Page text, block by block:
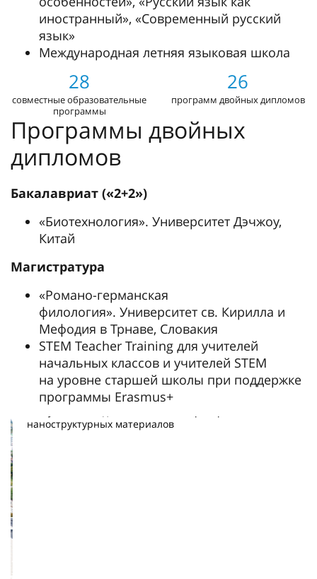
иностранный», «Современный русский
язык»
Международная летняя языковая школа
28
совместные образовательные
программы
26
программ двойных дипломов
Программы двойных
дипломов
Бакалавриат («2+2»)
«Биотехнология». Университет Дэчжоу,
Китай
Магистратура
«Романо-германская
филология». Университет св. Кирилла и
Мефодия в Трнаве, Словакия
STEM Teacher Training для учителей
начальных классов и учителей STEM
на уровне старшей школы при поддержке
программы Erasmus+